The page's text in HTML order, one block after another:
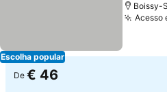
Escolha popular
Boissy-
Acesso
De € 46